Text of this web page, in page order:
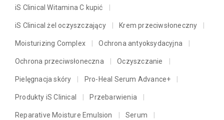
iS Clinical Witamina C kupić
iS Clinical żel oczyszczający Krem przeciwsłoneczny
Moisturizing Complex Ochrona antyoksydacyjna
Ochrona przeciwsłoneczna Oczyszczanie
Pielęgnacja skóry Pro-Heal Serum Advance+
Produkty iS Clinical Przebarwienia
Reparative Moisture Emulsion Serum